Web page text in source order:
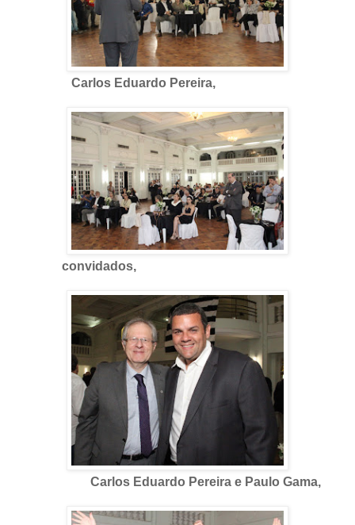
Carlos Eduardo Pereira,
convidados,
Carlos Eduardo Pereira e Paulo Gama,